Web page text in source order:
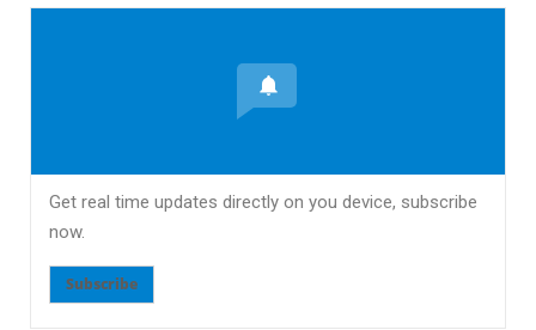
Get real time updates directly on you device, subscribe
now.
Subscribe